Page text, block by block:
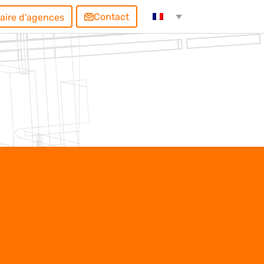
d'agences Contact